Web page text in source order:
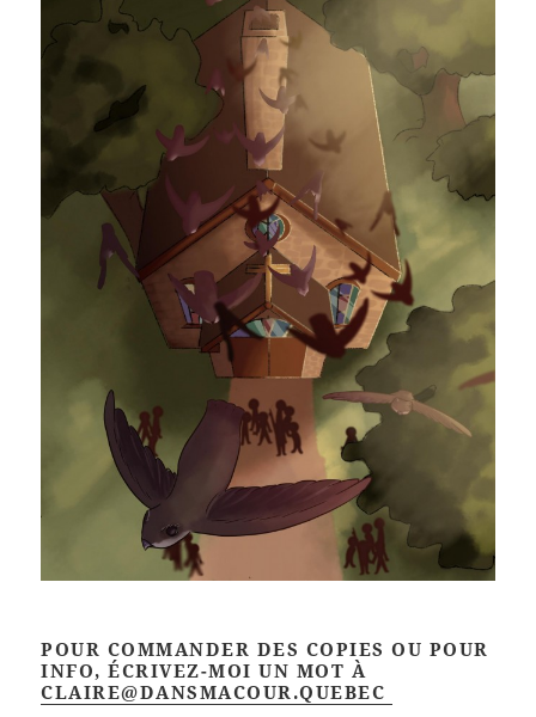
POUR COMMANDER DES COPIES OU POUR
INFO, ÉCRIVEZ-MOI UN MOT À
CLAIRE@DANSMACOUR.QUEBEC